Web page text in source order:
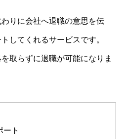
りに会社へ退職の意思を伝
してくれるサービスです。
取らずに退職が可能になりま
ート